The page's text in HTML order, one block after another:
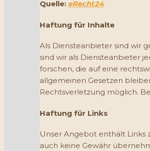
Quelle: eRecht24
Haftung für Inhalte
Als Diensteanbieter sind wir
sind wir als Diensteanbieter
forschen, die auf eine
allgemeinen Gesetzen
Rechtsverletzung möglich.
Haftung für Links
Unser Angebot enthält Links
auch keine Gewähr